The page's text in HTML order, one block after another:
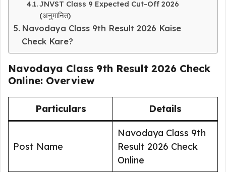
JNVST Class 9 Expected Cut-Off 2026
(अनुमानित)
Navodaya Class 9th Result 2026 Kaise
Check Kare?
Navodaya Class 9th Result 2026 Check
Online: Overview
Particulars Details
Post Name
Navodaya Class 9th
Result 2026 Check
Online